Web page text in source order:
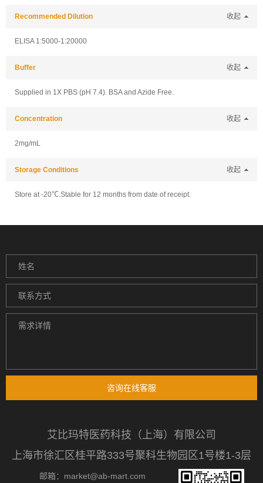
Recommended Dilution 收起
ELISA 1:5000-1:20000
Buffer 收起
Supplied in 1X PBS (pH 7.4). BSA and Azide Free.
Concentration 收起
2mg/mL
Storage Conditions 收起
Store at -20℃.Stable for 12 months from date of receipt.
咨询在线客服
艾比玛特医药科技（上海）有限公司
上海市徐汇区桂平路333号聚科生物园区1号楼1-3层
邮箱：market@ab-mart.com